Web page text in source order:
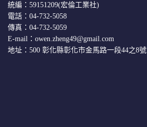
統編：59151209(宏倫工業社)
電話：04-732-5058
傳真：04-732-5059
E-mail：owen.zheng49@gmail.com
地址：500 彰化縣彰化市金馬路一段44之8號